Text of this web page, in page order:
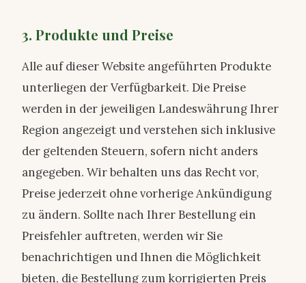
3. Produkte und Preise
Alle auf dieser Website angeführten Produkte
unterliegen der Verfügbarkeit. Die Preise
werden in der jeweiligen Landeswährung Ihrer
Region angezeigt und verstehen sich inklusive
der geltenden Steuern, sofern nicht anders
angegeben. Wir behalten uns das Recht vor,
Preise jederzeit ohne vorherige Ankündigung
zu ändern. Sollte nach Ihrer Bestellung ein
Preisfehler auftreten, werden wir Sie
benachrichtigen und Ihnen die Möglichkeit
bieten, die Bestellung zum korrigierten Preis